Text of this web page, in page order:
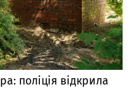
поліція відкрила